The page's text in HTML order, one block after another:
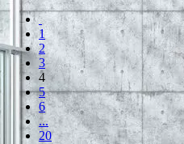
1
2
3
4
5
6
...
20